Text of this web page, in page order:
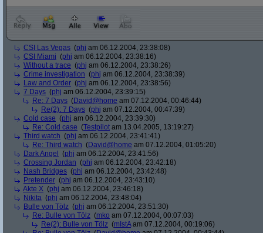
CSI Las Vegas (phj am 06.12.2004, 23:38:08)
CSI Miami (phj am 06.12.2004, 23:38:16)
Without a trace (phj am 06.12.2004, 23:38:26)
Crime investigation (phj am 06.12.2004, 23:38:39)
Law and Order (phj am 06.12.2004, 23:38:56)
7 Days (phj am 06.12.2004, 23:39:15)
Re: 7 Days (David@home am 07.12.2004, 00:46:44)
Re(2): 7 Days (phj am 07.12.2004, 00:47:39)
Cold case (phj am 06.12.2004, 23:39:30)
Re: Cold case (Testpilot am 13.04.2005, 13:19:27)
Third watch (phj am 06.12.2004, 23:41:41)
Re: Third watch (David@home am 07.12.2004, 01:05:20)
Dark Angel
(phj am 06.12.2004, 23:41:56)
Crossing Jordan (phj am 06.12.2004, 23:42:18)
Nash Bridges (phj am 06.12.2004, 23:42:48)
Pretender (phj am 06.12.2004, 23:43:10)
Akte X (phj am 06.12.2004, 23:46:18)
Nikita (phj am 06.12.2004, 23:48:04)
Bulle von Tölz (phj am 06.12.2004, 23:51:30)
Re: Bulle von Tölz (mko am 07.12.2004, 00:07:03)
Re(2): Bulle von Tölz (mIstAam 07.12.2004, 00:19:06)